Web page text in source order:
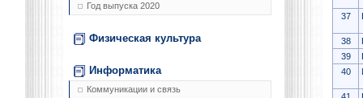
Год выпуска 2020
Физическая культура
Информатика
Коммуникации и связь
37
38
39
40